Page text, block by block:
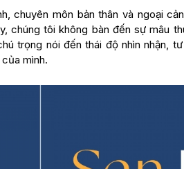
chuyên môn bản thân và ngoại
chúng tôi không bàn đến sự mâu
trọng nói đến thái độ nhìn nhận,
mình.